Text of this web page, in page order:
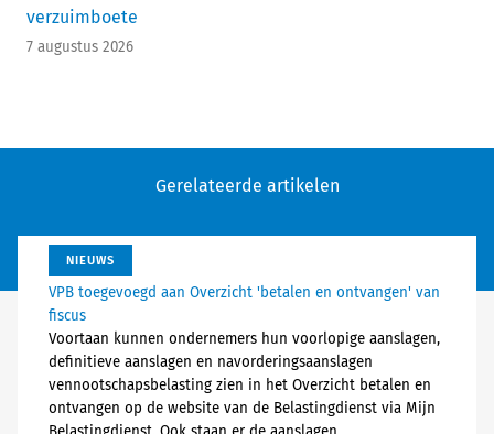
verzuimboete
7 augustus 2026
Gerelateerde artikelen
NIEUWS
VPB toegevoegd aan Overzicht 'betalen en ontvangen' van
fiscus
Voortaan kunnen ondernemers hun voorlopige aanslagen,
definitieve aanslagen en navorderingsaanslagen
vennootschapsbelasting zien in het Overzicht betalen en
ontvangen op de website van de Belastingdienst via Mijn